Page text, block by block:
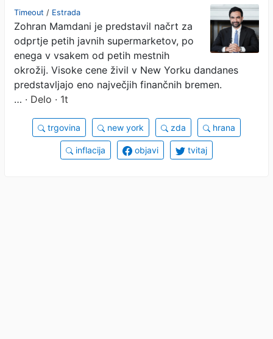
Timeout / Estrada
Zohran Mamdani je predstavil načrt za
odprtje petih javnih supermarketov, po
enega v vsakem od petih mestnih
okrožij. Visoke cene živil v New Yorku dandanes
predstavljajo eno največjih finančnih bremen.
… · Delo · 1t
trgovina new york zda hrana
inflacija objavi tvitaj